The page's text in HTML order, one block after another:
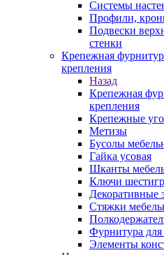
Системы
Профили,
Подвески
стенки
Крепежная
крепления
Назад
Крепежная
крепления
Крепежные
Метизы
Бусолы
Гайка усовая
Шканты
Ключи
Декоративные
Стяжки
Фурнитура для
Элементы